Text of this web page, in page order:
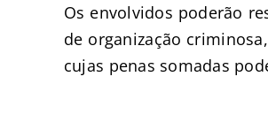
Os envolvidos poderão
de organização
cujas penas somadas